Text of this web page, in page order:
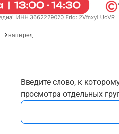
наперед
Введите слово, к
просмотра отдельных